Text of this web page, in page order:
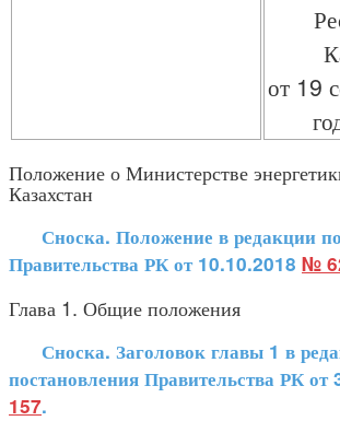
от 19
Положение о Министерстве
Казахстан
Сноска. Положение в редакции
Правительства РК от 10.10.2018 №
Глава 1. Общие положения
Сноска. Заголовок главы 1 в
постановления Правительства РК от
157.